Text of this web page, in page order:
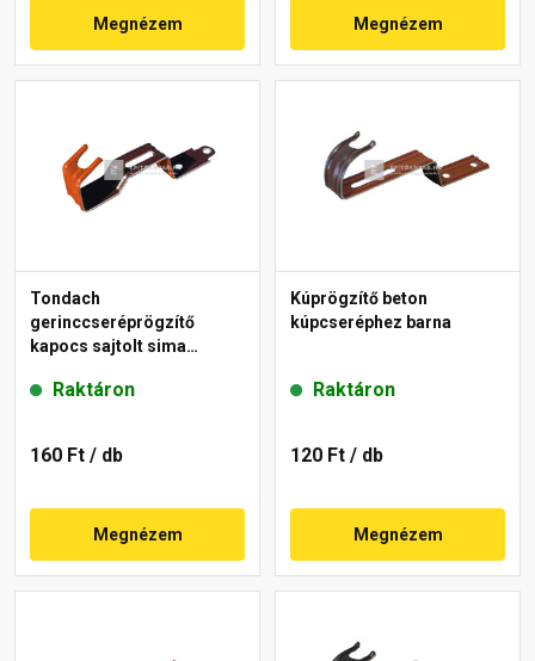
Megnézem Megnézem
Tondach
gerinccseréprögzítő
kapocs sajtolt sima
Raktáron
160 Ft / db
Megnézem
Kúprögzítő beton
kúpcseréphez barna
Raktáron
120 Ft / db
Megnézem